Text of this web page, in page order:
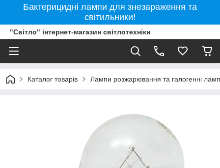
Бактерицидні лампи для знезараження та
світильники!
"Світло" інтернет-магазин світлотехніки
Каталог товарів Лампи розжарювання та галогенні